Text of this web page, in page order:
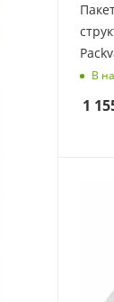
В
1